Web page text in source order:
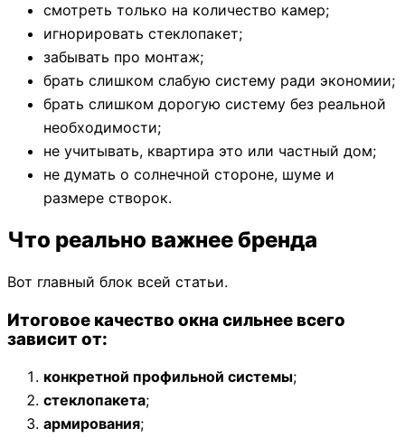
смотреть только на количество камер;
игнорировать стеклопакет;
забывать про монтаж;
брать слишком слабую систему ради экономии;
брать слишком дорогую систему без реальной
необходимости;
не учитывать, квартира это или частный дом;
не думать о солнечной стороне, шуме и
размере створок.
Что реально важнее бренда
Вот главный блок всей статьи.
Итоговое качество окна сильнее всего
зависит от:
конкретной профильной системы;
стеклопакета;
армирования;